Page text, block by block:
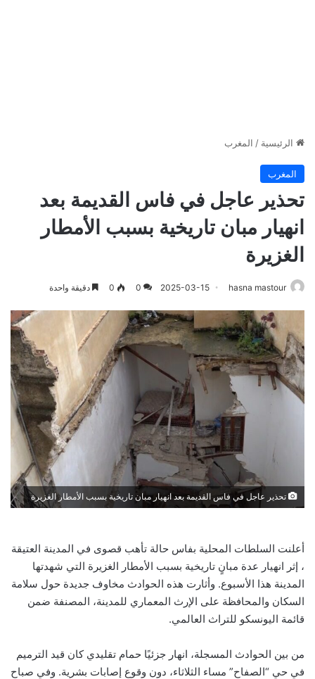
الرئيسية / المغرب
المغرب
تحذير عاجل في فاس القديمة بعد
انهيار مبان تاريخية بسبب الأمطار
الغزيرة
hasna mastour
2025-03-15
0
0 دقيقة واحدة
تحذير عاجل في فاس القديمة بعد انهيار مبان تاريخية بسبب الأمطار الغزيرة
أعلنت السلطات المحلية بفاس حالة تأهب قصوى في المدينة العتيقة
، إثر انهيار عدة مبانٍ تاريخية بسبب الأمطار الغزيرة التي شهدتها
المدينة هذا الأسبوع. وأثارت هذه الحوادث مخاوف جديدة حول سلامة
السكان والمحافظة على الإرث المعماري للمدينة، المصنفة ضمن
قائمة اليونسكو للتراث العالمي.
من بين الحوادث المسجلة، انهار جزئيًا حمام تقليدي كان قيد الترميم
في حي “الصفاح” مساء الثلاثاء، دون وقوع إصابات بشرية. وفي صباح